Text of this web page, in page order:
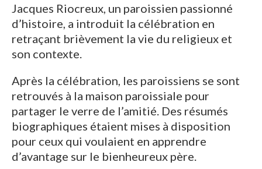
Jacques Riocreux, un paroissien passionné
d’histoire, a introduit la célébration en
retraçant brièvement la vie du religieux et
son contexte.
Après la célébration, les paroissiens se sont
retrouvés à la maison paroissiale pour
partager le verre de l’amitié. Des résumés
biographiques étaient mises à disposition
pour ceux qui voulaient en apprendre
d’avantage sur le bienheureux père.